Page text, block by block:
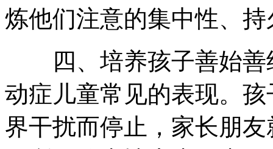
炼他们注意的集中性、持
四、培养孩子善始善
动症儿童常见的表现。
界干扰而停止，家长朋